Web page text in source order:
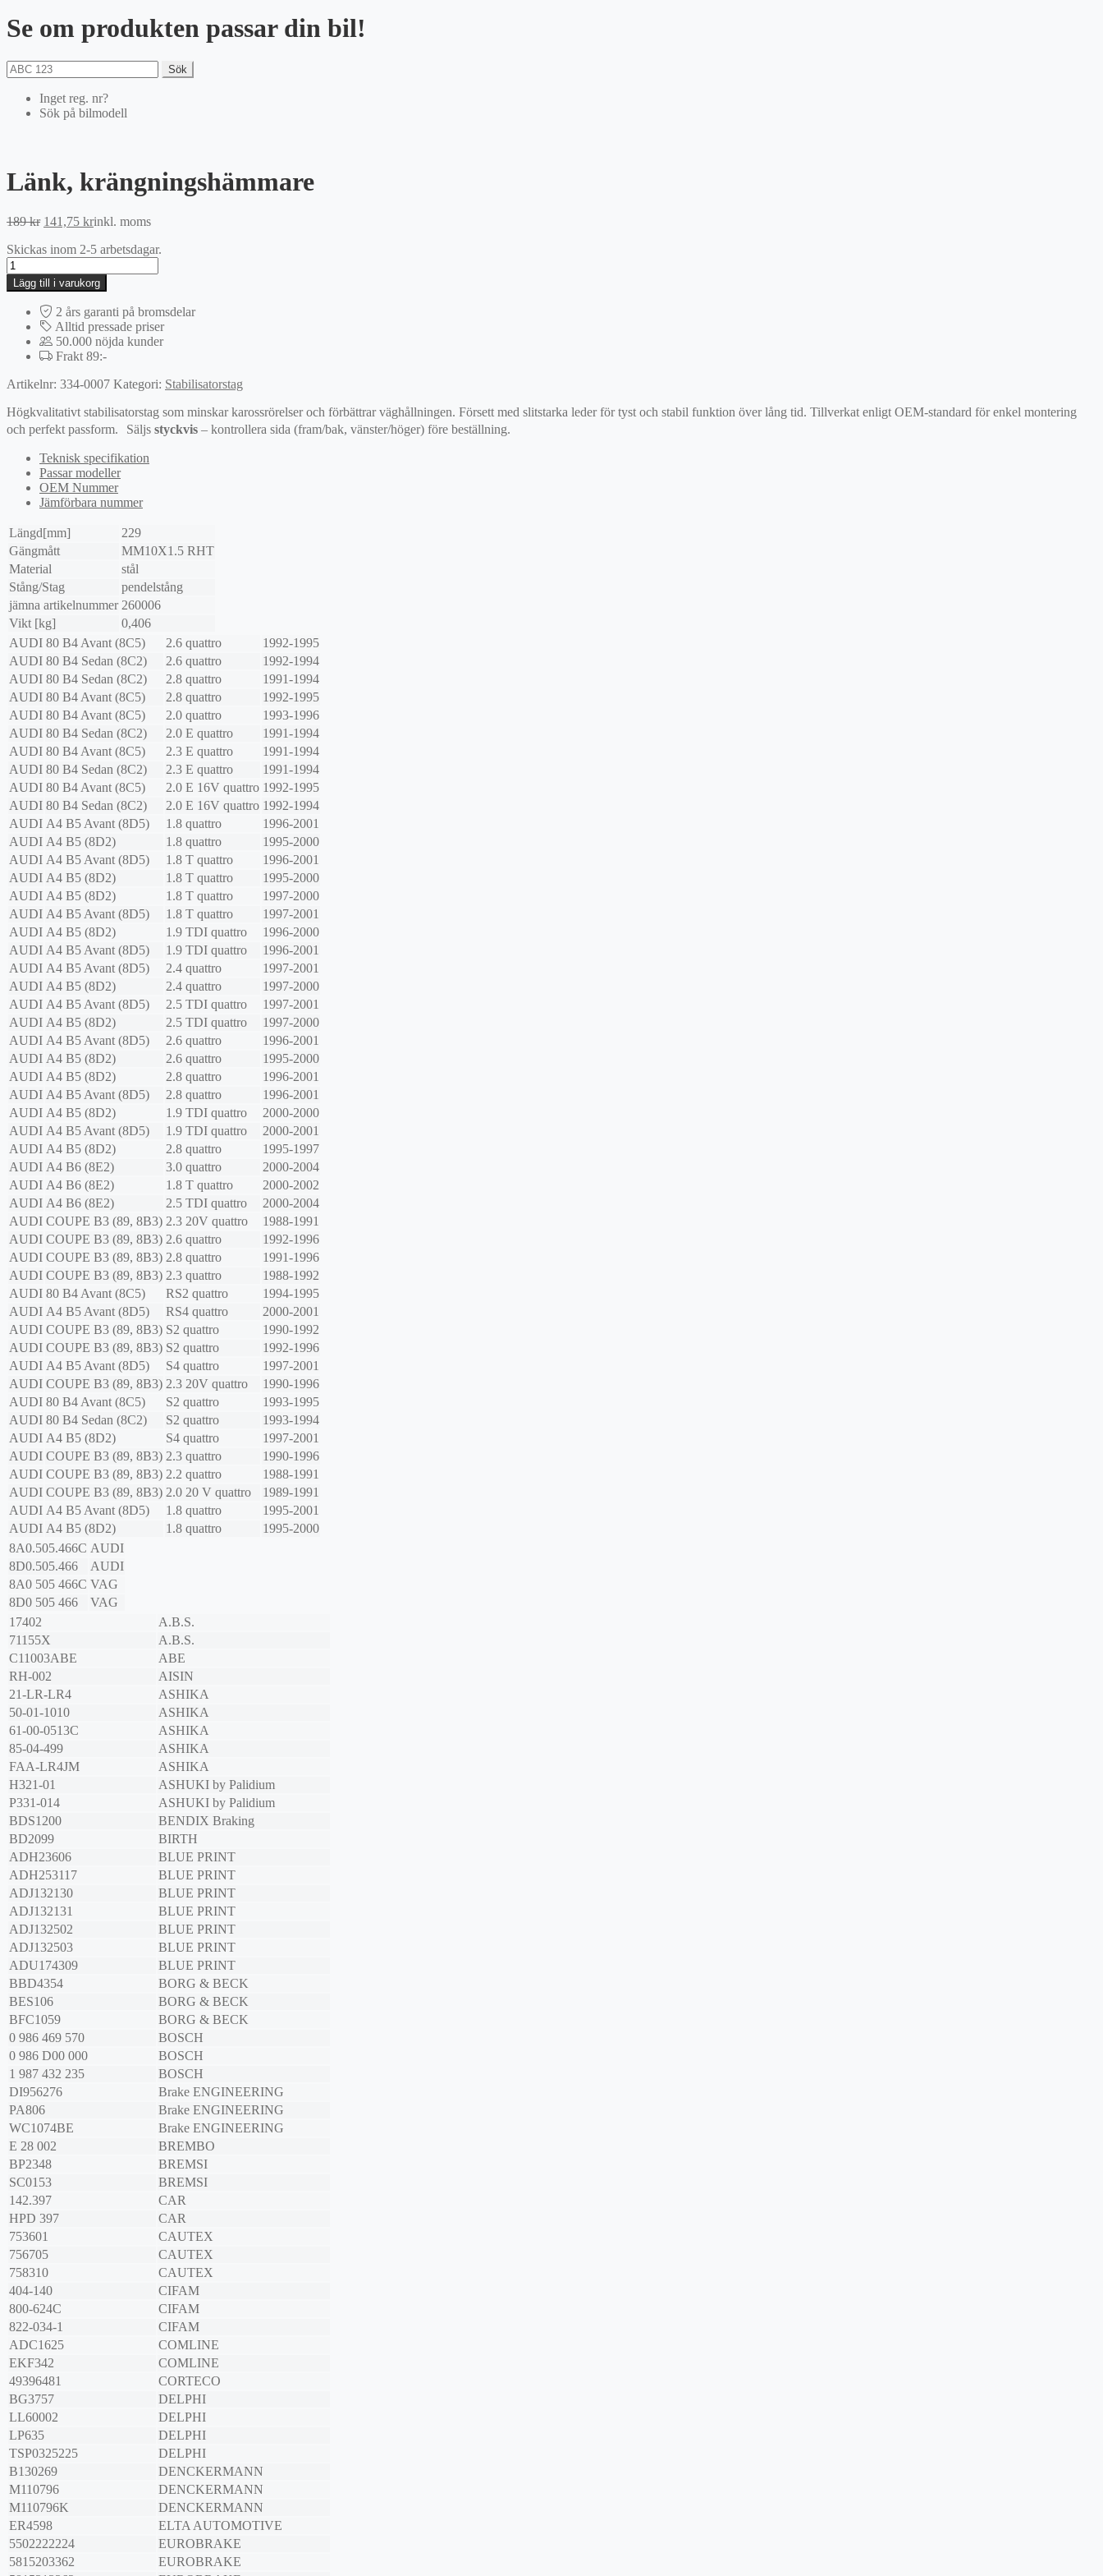
Se om produkten passar din bil!
Sök
Inget reg. nr?
Sök på bilmodell
Länk, krängningshämmare
189kr Det
priset
189 kr.
141,75 krDet
priset
141,75 kr.
inkl. moms
Skickas inom 2-5 arbetsdagar.
Länk,
krängningshämmare
mängd
Lägg till i varukorg
2 års garanti på bromsdelar
Alltid pressade priser
50.000 nöjda kunder
Frakt 89:-
Artikelnr: 334-0007 Kategori: Stabilisatorstag
Högkvalitativt stabilisatorstag som minskar karossrörelser och förbättrar väghållningen. Försett med slitstarka leder för tyst och stabil funktion över lång tid. Tillverkat enligt OEM-standard för enkel montering
och perfekt passform. Säljs styckvis – kontrollera sida (fram/bak, vänster/höger) före beställning.
Teknisk specifikation
Passar modeller
OEM Nummer
Jämförbara nummer
Längd[mm]
229
Gängmått
MM10X1.5 RHT
Material
stål
Stång/Stag
pendelstång
jämna artikelnummer 260006
Vikt [kg]
0,406
AUDI 80 B4 Avant (8C5) 2.6 quattro
1992-1995
AUDI 80 B4 Sedan (8C2) 2.6 quattro
1992-1994
AUDI 80 B4 Sedan (8C2) 2.8 quattro
1991-1994
AUDI 80 B4 Avant (8C5) 2.8 quattro
1992-1995
AUDI 80 B4 Avant (8C5) 2.0 quattro
1993-1996
AUDI 80 B4 Sedan (8C2) 2.0 E quattro
1991-1994
AUDI 80 B4 Avant (8C5) 2.3 E quattro
1991-1994
AUDI 80 B4 Sedan (8C2) 2.3 E quattro
1991-1994
AUDI 80 B4 Avant (8C5) 2.0 E 16V quattro 1992-1995
AUDI 80 B4 Sedan (8C2) 2.0 E 16V quattro 1992-1994
AUDI A4 B5 Avant (8D5) 1.8 quattro
1996-2001
AUDI A4 B5 (8D2) 1.8 quattro
1995-2000
AUDI A4 B5 Avant (8D5) 1.8 T quattro
1996-2001
AUDI A4 B5 (8D2) 1.8 T quattro
1995-2000
AUDI A4 B5 (8D2) 1.8 T quattro
1997-2000
AUDI A4 B5 Avant (8D5) 1.8 T quattro
1997-2001
AUDI A4 B5 (8D2) 1.9 TDI quattro
1996-2000
AUDI A4 B5 Avant (8D5) 1.9 TDI quattro
1996-2001
AUDI A4 B5 Avant (8D5) 2.4 quattro
1997-2001
AUDI A4 B5 (8D2) 2.4 quattro
1997-2000
AUDI A4 B5 Avant (8D5) 2.5 TDI quattro
1997-2001
AUDI A4 B5 (8D2) 2.5 TDI quattro
1997-2000
AUDI A4 B5 Avant (8D5) 2.6 quattro
1996-2001
AUDI A4 B5 (8D2) 2.6 quattro
1995-2000
AUDI A4 B5 (8D2) 2.8 quattro
1996-2001
AUDI A4 B5 Avant (8D5) 2.8 quattro
1996-2001
AUDI A4 B5 (8D2) 1.9 TDI quattro
2000-2000
AUDI A4 B5 Avant (8D5) 1.9 TDI quattro
2000-2001
AUDI A4 B5 (8D2) 2.8 quattro
1995-1997
AUDI A4 B6 (8E2) 3.0 quattro
2000-2004
AUDI A4 B6 (8E2) 1.8 T quattro
2000-2002
AUDI A4 B6 (8E2) 2.5 TDI quattro
2000-2004
AUDI COUPE B3 (89, 8B3) 2.3 20V quattro
1988-1991
AUDI COUPE B3 (89, 8B3) 2.6 quattro
1992-1996
AUDI COUPE B3 (89, 8B3) 2.8 quattro
1991-1996
AUDI COUPE B3 (89, 8B3) 2.3 quattro
1988-1992
AUDI 80 B4 Avant (8C5) RS2 quattro
1994-1995
AUDI A4 B5 Avant (8D5) RS4 quattro
2000-2001
AUDI COUPE B3 (89, 8B3) S2 quattro
1990-1992
AUDI COUPE B3 (89, 8B3) S2 quattro
1992-1996
AUDI A4 B5 Avant (8D5) S4 quattro
1997-2001
AUDI COUPE B3 (89, 8B3) 2.3 20V quattro
1990-1996
AUDI 80 B4 Avant (8C5) S2 quattro
1993-1995
AUDI 80 B4 Sedan (8C2) S2 quattro
1993-1994
AUDI A4 B5 (8D2) S4 quattro
1997-2001
AUDI COUPE B3 (89, 8B3) 2.3 quattro
1990-1996
AUDI COUPE B3 (89, 8B3) 2.2 quattro
1988-1991
AUDI COUPE B3 (89, 8B3) 2.0 20 V quattro
1989-1991
AUDI A4 B5 Avant (8D5) 1.8 quattro
1995-2001
AUDI A4 B5 (8D2) 1.8 quattro
1995-2000
8A0.505.466C AUDI
8D0.505.466
AUDI
8A0 505 466C VAG
8D0 505 466
VAG
17402
A.B.S.
71155X
A.B.S.
C11003ABE
ABE
RH-002
AISIN
21-LR-LR4
ASHIKA
50-01-1010
ASHIKA
61-00-0513C
ASHIKA
85-04-499
ASHIKA
FAA-LR4JM
ASHIKA
H321-01
ASHUKI by Palidium
P331-014
ASHUKI by Palidium
BDS1200
BENDIX Braking
BD2099
BIRTH
ADH23606
BLUE PRINT
ADH253117
BLUE PRINT
ADJ132130
BLUE PRINT
ADJ132131
BLUE PRINT
ADJ132502
BLUE PRINT
ADJ132503
BLUE PRINT
ADU174309
BLUE PRINT
BBD4354
BORG & BECK
BES106
BORG & BECK
BFC1059
BORG & BECK
0 986 469 570
BOSCH
0 986 D00 000
BOSCH
1 987 432 235
BOSCH
DI956276
Brake ENGINEERING
PA806
Brake ENGINEERING
WC1074BE
Brake ENGINEERING
E 28 002
BREMBO
BP2348
BREMSI
SC0153
BREMSI
142.397
CAR
HPD 397
CAR
753601
CAUTEX
756705
CAUTEX
758310
CAUTEX
404-140
CIFAM
800-624C
CIFAM
822-034-1
CIFAM
ADC1625
COMLINE
EKF342
COMLINE
49396481
CORTECO
BG3757
DELPHI
LL60002
DELPHI
LP635
DELPHI
TSP0325225
DELPHI
B130269
DENCKERMANN
M110796
DENCKERMANN
M110796K
DENCKERMANN
ER4598
ELTA AUTOMOTIVE
5502222224
EUROBRAKE
5815203362
EUROBRAKE